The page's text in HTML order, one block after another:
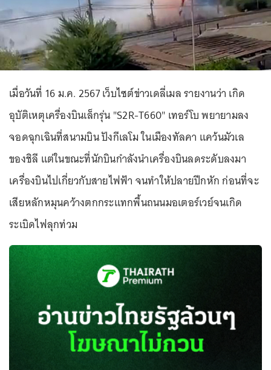
เมื่อวันที่ 16 ม.ค. 2567 เว็บไซต์ข่าวเดลี่เมล รายงานว่า เกิด
อุบัติเหตุเครื่องบินเล็กรุ่น "S2R-T660" เทอร์โบ พยายามลง
จอดฉุกเฉินที่สนามบิน ปังกีเลโม ในเมืองทัลคา แคว้นมัวเล
ของชิลี แต่ในขณะที่นักบินกำลังนำเครื่องบินลดระดับลงมา
เครื่องบินไปเกี่ยวกับสายไฟฟ้า จนทำให้ปลายปีกหัก ก่อนที่จะ
เสียหลักหมุนคว้างตกกระแทกพื้นถนนมอเตอร์เวย์จนเกิด
ระเบิดไฟลุกท่วม